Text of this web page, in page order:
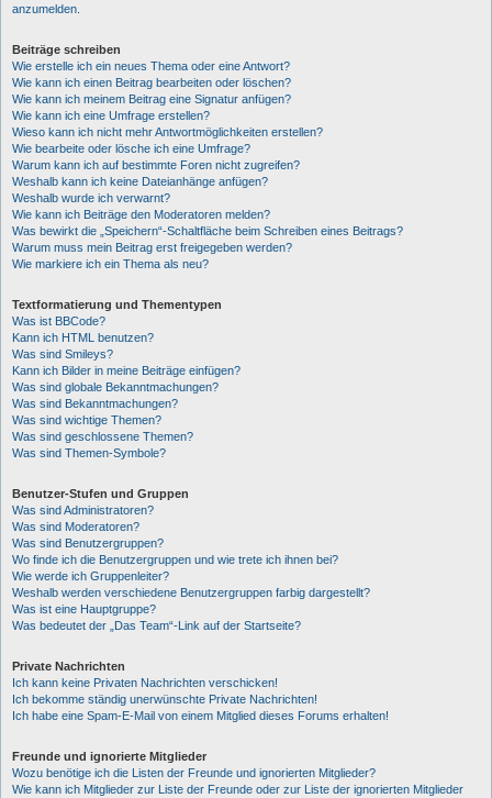
anzumelden.
Beiträge schreiben
Wie erstelle ich ein neues Thema oder eine Antwort?
Wie kann ich einen Beitrag bearbeiten oder löschen?
Wie kann ich meinem Beitrag eine Signatur anfügen?
Wie kann ich eine Umfrage erstellen?
Wieso kann ich nicht mehr Antwortmöglichkeiten erstellen?
Wie bearbeite oder lösche ich eine Umfrage?
Warum kann ich auf bestimmte Foren nicht zugreifen?
Weshalb kann ich keine Dateianhänge anfügen?
Weshalb wurde ich verwarnt?
Wie kann ich Beiträge den Moderatoren melden?
Was bewirkt die „Speichern“-Schaltfläche beim Schreiben eines Beitrags?
Warum muss mein Beitrag erst freigegeben werden?
Wie markiere ich ein Thema als neu?
Textformatierung und Thementypen
Was ist BBCode?
Kann ich HTML benutzen?
Was sind Smileys?
Kann ich Bilder in meine Beiträge einfügen?
Was sind globale Bekanntmachungen?
Was sind Bekanntmachungen?
Was sind wichtige Themen?
Was sind geschlossene Themen?
Was sind Themen-Symbole?
Benutzer-Stufen und Gruppen
Was sind Administratoren?
Was sind Moderatoren?
Was sind Benutzergruppen?
Wo finde ich die Benutzergruppen und wie trete ich ihnen bei?
Wie werde ich Gruppenleiter?
Weshalb werden verschiedene Benutzergruppen farbig dargestellt?
Was ist eine Hauptgruppe?
Was bedeutet der „Das Team“-Link auf der Startseite?
Private Nachrichten
Ich kann keine Privaten Nachrichten verschicken!
Ich bekomme ständig unerwünschte Private Nachrichten!
Ich habe eine Spam-E-Mail von einem Mitglied dieses Forums erhalten!
Freunde und ignorierte Mitglieder
Wozu benötige ich die Listen der Freunde und ignorierten Mitglieder?
Wie kann ich Mitglieder zur Liste der Freunde oder zur Liste der ignorierten Mitglieder